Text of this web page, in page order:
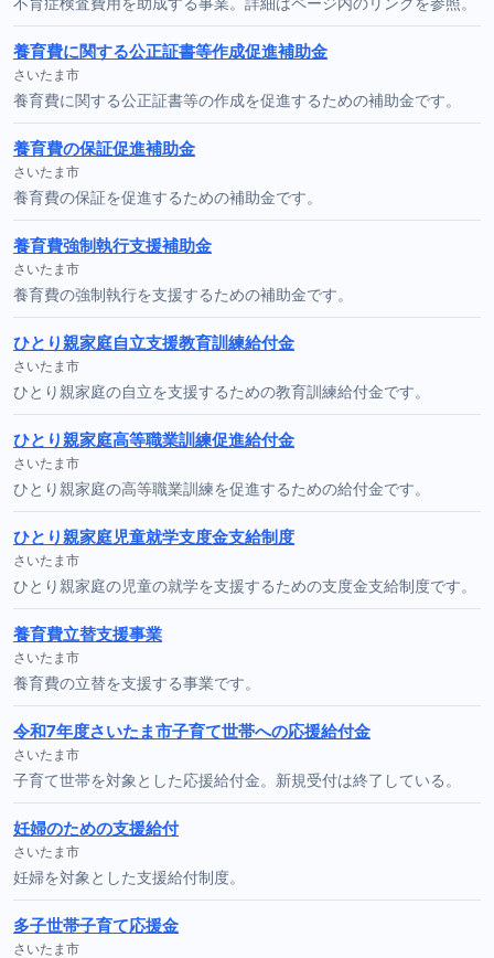
養育費に関する公正証書等作成促進補助金
さいたま市
養育費に関する公正証書等の作成を促進するための補助金です。
養育費の保証促進補助金
さいたま市
養育費の保証を促進するための補助金です。
養育費強制執行支援補助金
さいたま市
養育費の強制執行を支援するための補助金です。
ひとり親家庭自立支援教育訓練給付金
さいたま市
ひとり親家庭の自立を支援するための教育訓練給付金です。
ひとり親家庭高等職業訓練促進給付金
さいたま市
ひとり親家庭の高等職業訓練を促進するための給付金です。
ひとり親家庭児童就学支度金支給制度
さいたま市
ひとり親家庭の児童の就学を支援するための支度金支給制度です。
養育費立替支援事業
さいたま市
養育費の立替を支援する事業です。
令和7年度さいたま市子育て世帯への応援給付金
さいたま市
子育て世帯を対象とした応援給付金。新規受付は終了している。
妊婦のための支援給付
さいたま市
妊婦を対象とした支援給付制度。
多子世帯子育て応援金
さいたま市